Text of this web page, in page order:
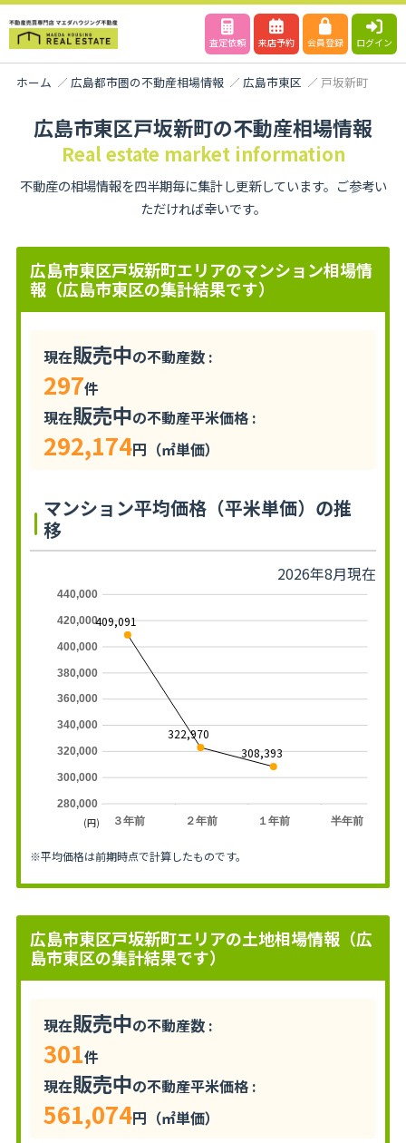
査定依頼 来店予約 会員登録 ログイン
ホーム 広島都市圏の不動産相場情報 広島市東区 戸坂新町
広島市東区戸坂新町の不動産相場情報
Real estate market information
不動産の相場情報を四半期毎に集計し更新しています。ご参考い
ただければ幸いです。
広島市東区戸坂新町エリアのマンション相場情
報（広島市東区の集計結果です）
現在販売中の不動産数 :
297件
現在販売中の不動産平米価格 :
292,174円（㎡単価）
マンション平均価格（平米単価）の推
移
2026年8月現在
３年前 ２年前 １年前 半年前
280,000
300,000
320,000
340,000
360,000
380,000
400,000
420,000
440,000
409,091
322,970
308,393
(円)
※平均価格は前期時点で計算したものです。
広島市東区戸坂新町エリアの土地相場情報（広
島市東区の集計結果です）
現在販売中の不動産数 :
301件
現在販売中の不動産平米価格 :
561,074円（㎡単価）